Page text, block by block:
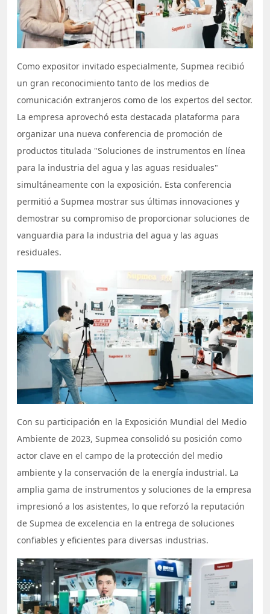
Como expositor invitado especialmente, Supmea recibió
un gran reconocimiento tanto de los medios de
comunicación extranjeros como de los expertos del sector.
La empresa aprovechó esta destacada plataforma para
organizar una nueva conferencia de promoción de
productos titulada "Soluciones de instrumentos en línea
para la industria del agua y las aguas residuales"
simultáneamente con la exposición. Esta conferencia
permitió a Supmea mostrar sus últimas innovaciones y
demostrar su compromiso de proporcionar soluciones de
vanguardia para la industria del agua y las aguas
residuales.
Con su participación en la Exposición Mundial del Medio
Ambiente de 2023, Supmea consolidó su posición como
actor clave en el campo de la protección del medio
ambiente y la conservación de la energía industrial. La
amplia gama de instrumentos y soluciones de la empresa
impresionó a los asistentes, lo que reforzó la reputación
de Supmea de excelencia en la entrega de soluciones
confiables y eficientes para diversas industrias.